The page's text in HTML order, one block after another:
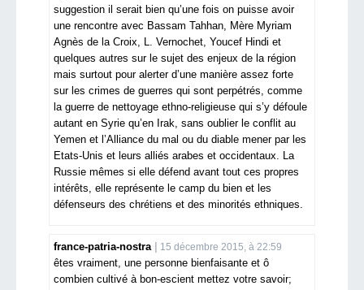
suggestion il serait bien qu’une fois on puisse avoir
une rencontre avec Bassam Tahhan, Mère Myriam
Agnès de la Croix, L. Vernochet, Youcef Hindi et
quelques autres sur le sujet des enjeux de la région
mais surtout pour alerter d’une manière assez forte
sur les crimes de guerres qui sont perpétrés, comme
la guerre de nettoyage ethno-religieuse qui s’y défoule
autant en Syrie qu’en Irak, sans oublier le conflit au
Yemen et l’Alliance du mal ou du diable mener par les
Etats-Unis et leurs alliés arabes et occidentaux. La
Russie mêmes si elle défend avant tout ces propres
intérêts, elle représente le camp du bien et les
défenseurs des chrétiens et des minorités ethniques.
france-patria-nostra 15 décembre 2015, à 22:59
êtes vraiment, une personne bienfaisante et ô
combien cultivé à bon-escient mettez votre savoir;